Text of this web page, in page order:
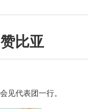
比亚
见代表团一行。